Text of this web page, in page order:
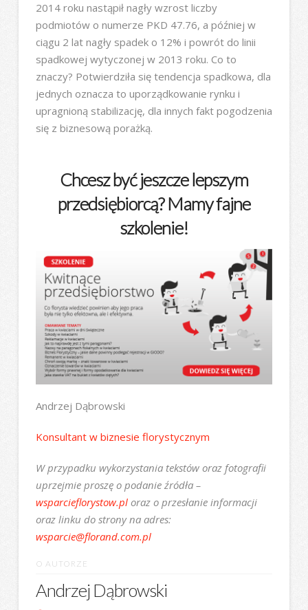
2014 roku nastąpił nagły wzrost liczby
podmiotów o numerze PKD 47.76, a później w
ciągu 2 lat nagły spadek o 12% i powrót do linii
spadkowej wytyczonej w 2013 roku. Co to
znaczy? Potwierdziła się tendencja spadkowa, dla
jednych oznacza to uporządkowanie rynku i
upragnioną stabilizację, dla innych fakt pogodzenia
się z biznesową porażką.
Chcesz być jeszcze lepszym
przedsiębiorcą? Mamy fajne
szkolenie!
Andrzej Dąbrowski
Konsultant w biznesie florystycznym
W przypadku wykorzystania tekstów oraz fotografii
uprzejmie proszę o podanie źródła –
wsparcieflorystow.ploraz o przesłanie informacji
oraz linku do strony na adres:
wsparcie@florand.com.pl
O AUTORZE
Andrzej Dąbrowski